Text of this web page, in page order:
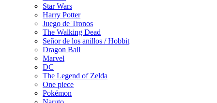
Star Wars
Harry Potter
Juego de Tronos
The Walking Dead
Señor de los anillos / Hobbit
Dragon Ball
Marvel
DC
The Legend of Zelda
One piece
Pokémon